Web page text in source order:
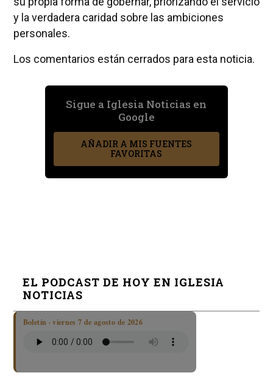
y la verdadera caridad sobre las ambiciones
personales.
Los comentarios están cerrados para esta noticia.
Sigue a Iglesia Noticias en
Google
AÑADIR A MIS FUENTES
FAVORITAS
EL PODCAST DE HOY EN IGLESIA
NOTICIAS
Boletín · viernes 7 de agosto de 2026